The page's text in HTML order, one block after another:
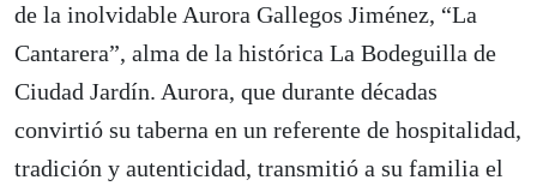
de la inolvidable Aurora Gallegos Jiménez, “La
Cantarera”, alma de la histórica La Bodeguilla de
Ciudad Jardín. Aurora, que durante décadas
convirtió su taberna en un referente de hospitalidad,
tradición y autenticidad, transmitió a su familia el